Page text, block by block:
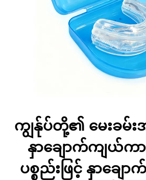
ကျွန်ုပ်တို့၏ မေးခမ်
နှာချောက်ကျယ်က
ပစ္စည်းဖြင့် နှာချေ